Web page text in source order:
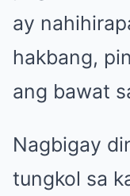
ay
hakbang,
ang bawat
Nagbigay
tungkol sa